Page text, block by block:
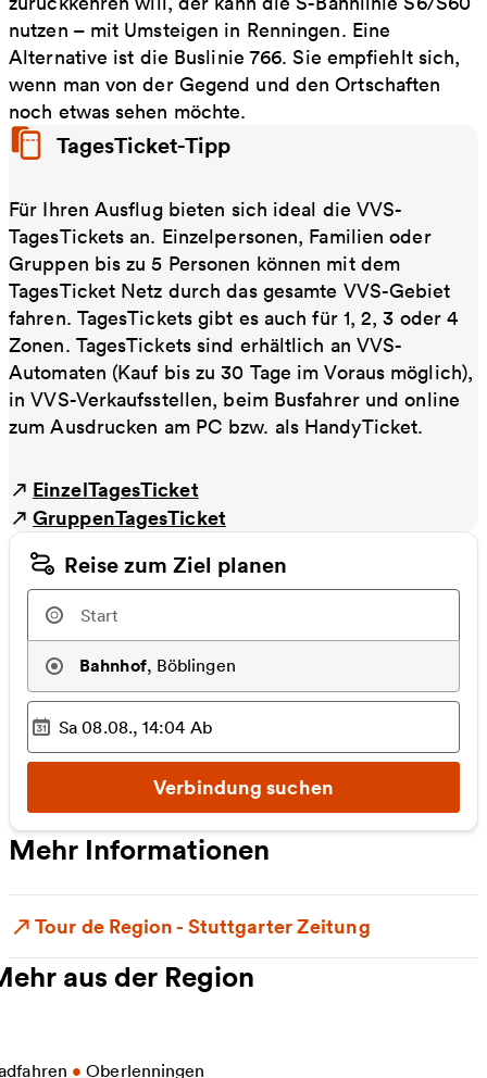
nutzen – mit Umsteigen in Renningen. Eine
Alternative ist die Buslinie 766. Sie empfiehlt sich,
wenn man von der Gegend und den Ortschaften
noch etwas sehen möchte.
TagesTicket-Tipp
Für Ihren Ausflug bieten sich ideal die VVS-
TagesTickets an. Einzelpersonen, Familien oder
Gruppen bis zu 5 Personen können mit dem
TagesTicket Netz durch das gesamte VVS-Gebiet
fahren. TagesTickets gibt es auch für 1, 2, 3 oder 4
Zonen. TagesTickets sind erhältlich an VVS-
Automaten (Kauf bis zu 30 Tage im Voraus möglich),
in VVS-Verkaufsstellen, beim Busfahrer und online
zum Ausdrucken am PC bzw. als HandyTicket.
EinzelTagesTicket
GruppenTagesTicket
Reise zum Ziel planen
Bahnhof, Böblingen
Ausgewählter Zeitpunkt
Sa 08.08., 14:04 Ab
Verbindung suchen
Mehr Informationen
Tour de Region - Stuttgarter Zeitung
aus der Region
• Oberlenningen
Informationen zu Freizeit- und Bäderbus